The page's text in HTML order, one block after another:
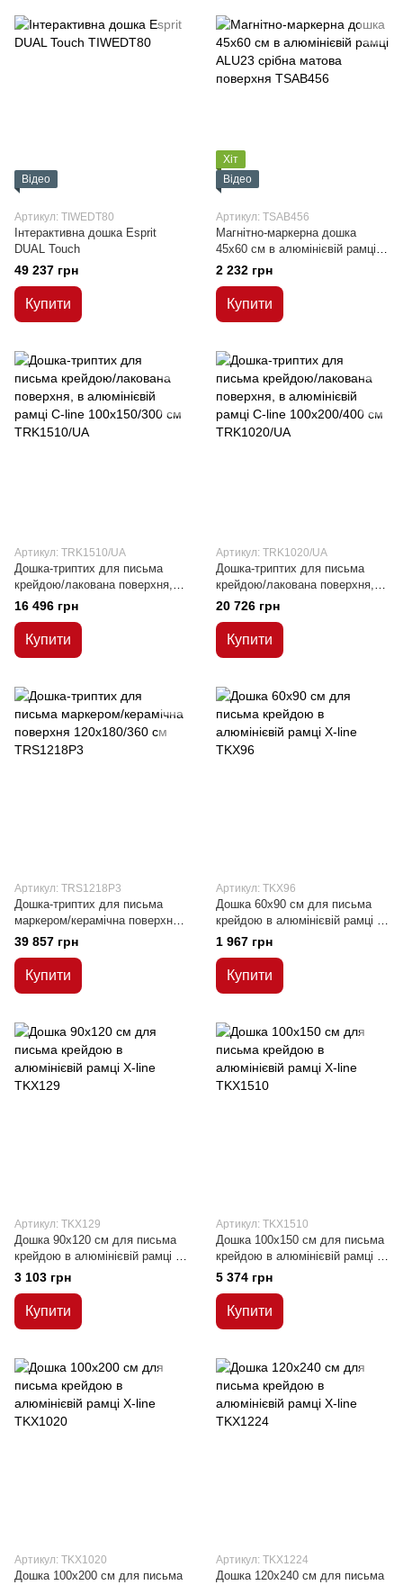
Відео
Артикул: TIWEDT80
Інтерактивна дошка Esprit
DUAL Touch
49 237 грн
Купити
Хіт
Відео
Артикул: TSAB456
Магнітно-маркерна дошка
45x60 см в алюмінієвій рамці
ALU23 срібна матова поверхня
2 232 грн
Купити
Артикул: TRK1510/UA
Дошка-триптих для письма
крейдою/лакована поверхня, в
алюмінієвій рамці C-line
100х150/300 см
16 496 грн
Купити
Артикул: TRK1020/UA
Дошка-триптих для письма
крейдою/лакована поверхня, в
алюмінієвій рамці C-line
100х200/400 см
20 726 грн
Купити
Артикул: TRS1218P3
Дошка-триптих для письма
маркером/керамічна поверхня
120x180/360 см
39 857 грн
Купити
Артикул: TKX96
Дошка 60x90 см для письма
крейдою в алюмінієвій рамці Х-
line
1 967 грн
Купити
Артикул: TKX129
Дошка 90x120 см для письма
крейдою в алюмінієвій рамці Х-
line
3 103 грн
Купити
Артикул: TKX1510
Дошка 100x150 см для письма
крейдою в алюмінієвій рамці Х-
line
5 374 грн
Купити
Артикул: TKX1020
Дошка 100x200 см для письма
Артикул: TKX1224
Дошка 120x240 см для письма